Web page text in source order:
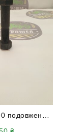
подовжений